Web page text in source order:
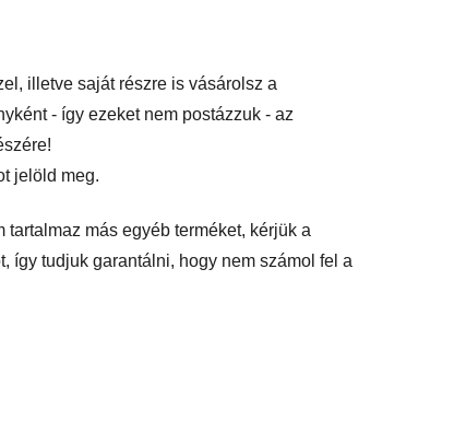
illetve saját részre is vásárolsz a
- így ezeket nem postázzuk - az
jelöld meg.
más egyéb terméket, kérjük a
így tudjuk garantálni, hogy nem számol fel a